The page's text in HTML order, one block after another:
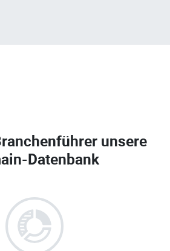
unsere
Datenbank